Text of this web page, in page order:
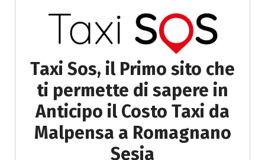
Taxi Sos, il Primo sito che
ti permette di sapere in
Anticipo il Costo Taxi da
Malpensa a Romagnano
Sesia